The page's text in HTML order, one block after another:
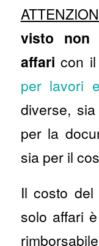
visto non
affari con
per lavori
diverse,
per la
sia per il
Il costo del
solo affari